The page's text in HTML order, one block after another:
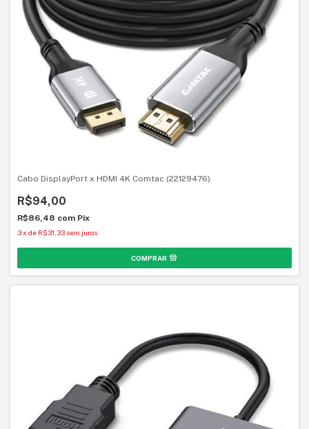
Cabo DisplayPort x HDMI 4K Comtac (22129476)
R$94,00
R$86,48 com Pix
3x de R$31,33 sem juros